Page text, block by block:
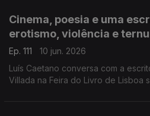
Cinema, poesia e uma
erotismo, violência e
Ep. 111
10 jun. 2026
Luís Caetano conversa com a
Villada na Feira do Livro de Lisboa